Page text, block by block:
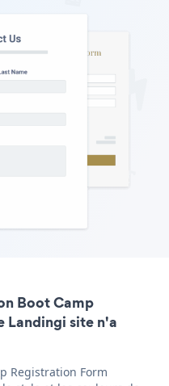
Boot Camp
Landingi site n'a
Registration Form